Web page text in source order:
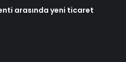
arasında yeni ticaret